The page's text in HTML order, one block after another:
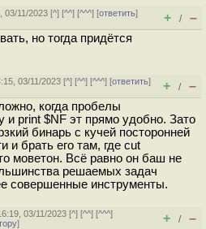
03/11/2023 [^] [^^] [^^^] [ответить]
+ / –
но тогда придётся
03/11/2023 [^] [^^] [^^^] [ответить]
+ / –
когда пробелы
и print $NF эт прямо удобно. Зато
бинарь с кучей посторонней
и брать его там, где cut
моветон. Всё равно он баш не
решаемых задач
совершенные инструменты.
03/11/2023 [^] [^^] [^^^]
] + / –